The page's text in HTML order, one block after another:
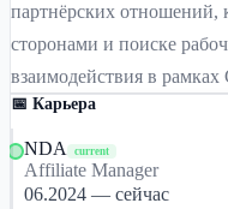
партнёрских отношений,
сторонами и поиске
взаимодействия в
📅 Карьера
NDA current
Affiliate Manager
06.2024 — сейчас